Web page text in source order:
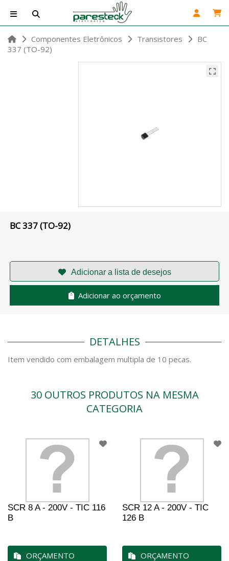
Componentes Eletrônicos Transistores
BC
337 (TO-92)
BC 337 (TO-92)
Adicionar ao orçamento
DETALHES
Item vendido com embalagem multipla de 10 pecas.
30 OUTROS PRODUTOS NA MESMA
CATEGORIA
SCR 8 A - 200V - TIC 116
B
ORÇAMENTO
SCR 12 A - 200V - TIC
126 B
ORÇAMENTO